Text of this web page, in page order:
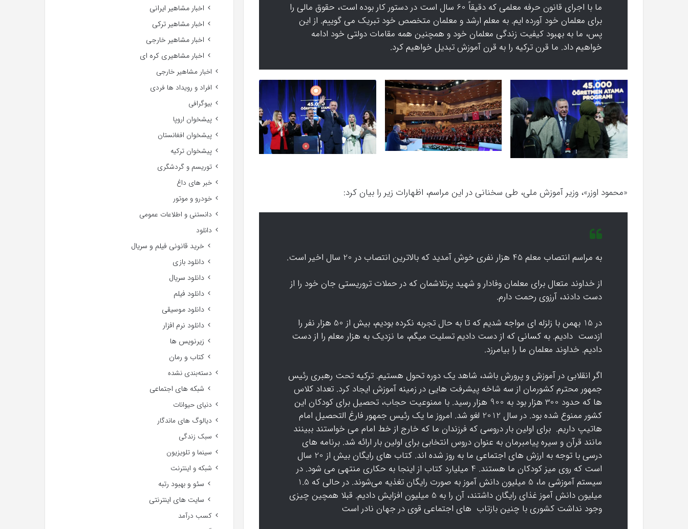
ما با اجرای قانون حرفه معلمی که دقیقاً 60 سال است در دستور کار بوده است، حقوق مالی را
برای معلمان خود آورده ایم. به معلم ارشد و معلمان متخصص خود تبریک می گوییم. از این
پس، ما به بهبود کیفیت زندگی معلمان خود و همچنین همه مقامات دولتی خود ادامه
خواهیم داد. ما قرن ترکیه را به قرن آموزش تبدیل خواهیم کرد.
«محمود اوزر»، وزیر آموزش ملی، طی سخنانی در این مراسم، اظهارات زیر را بیان کرد:
به مراسم انتصاب معلم 45 هزار نفری خوش آمدید که بالاترین انتصاب در 20 سال اخیر است.
از خداوند متعال برای معلمان وفادار و شهید پرتلاشمان که در حملات تروریستی جان خود را از
دست دادند، آرزوی رحمت دارم.
در 15 بهمن با زلزله ای مواجه شدیم که تا به حال تجربه نکرده بودیم، بیش از 50 هزار نفر را
ازدست دادیم. به کسانی که از دست دادیم تسلیت میگم، ما نزدیک به هزار معلم را از دست
دادیم. خداوند معلمان ما را بیامرزد.
اگر انقلابی در آموزش و پرورش باشد، شاهد یک دوره تحول هستیم. ترکیه تحت رهبری رئیس
جمهور محترم کشورمان از سه شاخه پیشرفت هایی در زمینه آموزش ایجاد کرد. تعداد کلاس
ها که حدود 300 هزار بود به 900 هزار رسید. با ممنوعیت حجاب، تحصیل برای کودکان این
کشور ممنوع شده بود. در سال 2012 لغو شد. امروز ما یک رئیس جمهور فارغ التحصیل امام
هاتیپ داریم. برای اولین بار دروسی که فرزندان ما که خارج از خط امام می خواستند ببینند
مانند قرآن و سیره پیامبرمان به عنوان دروس انتخابی برای اولین بار ارائه شد. برنامه های
درسی با توجه به ارزش های اجتماعی ما به روز شده اند. کتاب های رایگان بیش از 20 سال
است که روی میز کودکان ما هستند. 4 میلیارد کتاب از اینجا به حکاری منتهی می شود. در
سیستم آموزشی ما، 5 میلیون دانش آموز به صورت رایگان تغذیه می‌شوند. در حالی که 1.5
میلیون دانش آموز غذای رایگان داشتند، آن را به 5 میلیون افزایش دادیم. قبلا همچین چیزی
وجود نداشت کشوری با چنین بازتاب های اجتماعی قوی در جهان نادر است
اخبار مشاهیر ایرانی
اخبار مشاهیر ترکی
اخبار مشاهیر خارجی
اخبار مشاهیری کره ای
اخبار مشاهیر خارجی
افراد و رویداد ها فردی
بیوگرافی
پیشخوان اروپا
پیشخوان افغانستان
پیشخوان ترکیه
توریسم و گردشگری
خبر های داغ
خودرو و موتور
دانستنی و اطلاعات عمومی
دانلود
خرید قانونی فیلم و سریال
دانلود بازی
دانلود سریال
دانلود فیلم
دانلود موسیقی
دانلود نرم افزار
زیرنویس ها
کتاب و رمان
دسته‌بندی نشده
شبکه های اجتماعی
دنیای حیوانات
دیالوگ های ماندگار
سبک زندگی
سینما و تلویزیون
شبکه و اینترنت
سئو و بهبود رتبه
سایت های اینترنتی
کسب درآمد